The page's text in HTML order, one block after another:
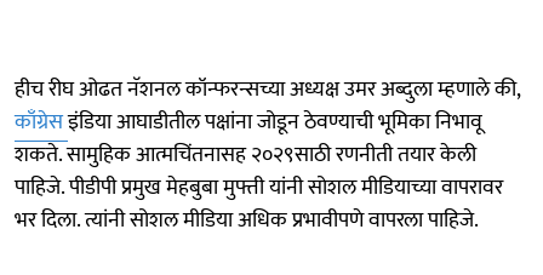
हीच रीघ ओढत नॅशनल कॉन्फरन्सच्या अध्यक्ष उमर अब्दुला म्हणाले की,
काँग्रेसइंडिया आघाडीतील पक्षांना जोडून ठेवण्याची भूमिका निभावू
शकते. सामुहिक आत्मचिंतनासह २०२९साठी रणनीती तयार केली
पाहिजे. पीडीपी प्रमुख मेहबुबा मुफ्ती यांनी सोशल मीडियाच्या वापरावर
भर दिला. त्यांनी सोशल मीडिया अधिक प्रभावीपणे वापरला पाहिजे.